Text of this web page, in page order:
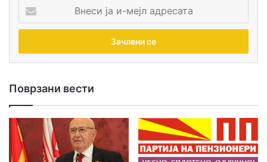
е
и
и
-
м
е
ј
л
Поврзани вести